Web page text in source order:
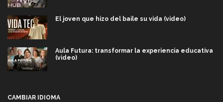
El joven que hizo del baile su vida (video)
Aula Futura: transformar la experiencia educativa
(video)
CAMBIAR IDIOMA